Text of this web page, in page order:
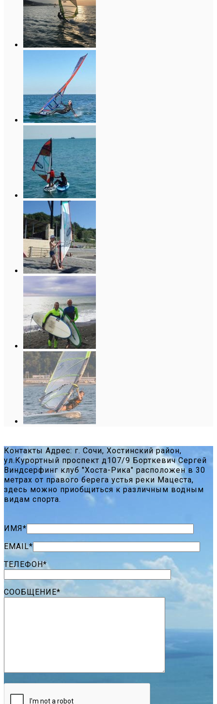
Контакты Адрес: г. Сочи, Хостинский район,
ул.Курортный проспект д107/9 Борткевич Сергей
Виндсерфинг клуб "Хоста-Рика" расположен в 30
метрах от правого берега устья реки Мацеста,
здесь можно приобщиться к различным водным
видам спорта.
ИМЯ*
EMAIL*
ТЕЛЕФОН*
СООБЩЕНИЕ*